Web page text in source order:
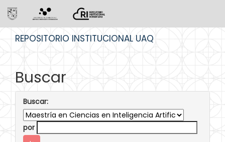
REPOSITORIO INSTITUCIONAL UAQ
Buscar
Buscar:
por